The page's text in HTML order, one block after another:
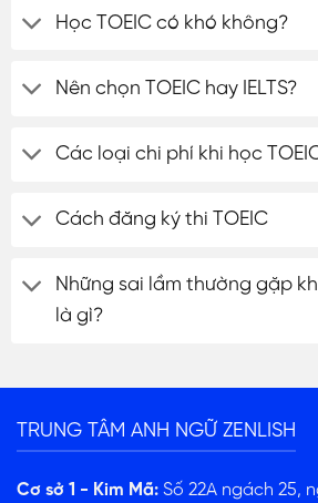
Học TOEIC có khó không?
Nên chọn TOEIC hay IELTS?
Các loại chi phí khi học
Cách đăng ký thi TOEIC
Những sai lầm thường gặp
là gì?
TRUNG TÂM ANH NGỮ ZENLISH
Cơ sở 1 - Kim Mã: Số 22A ngách 25,